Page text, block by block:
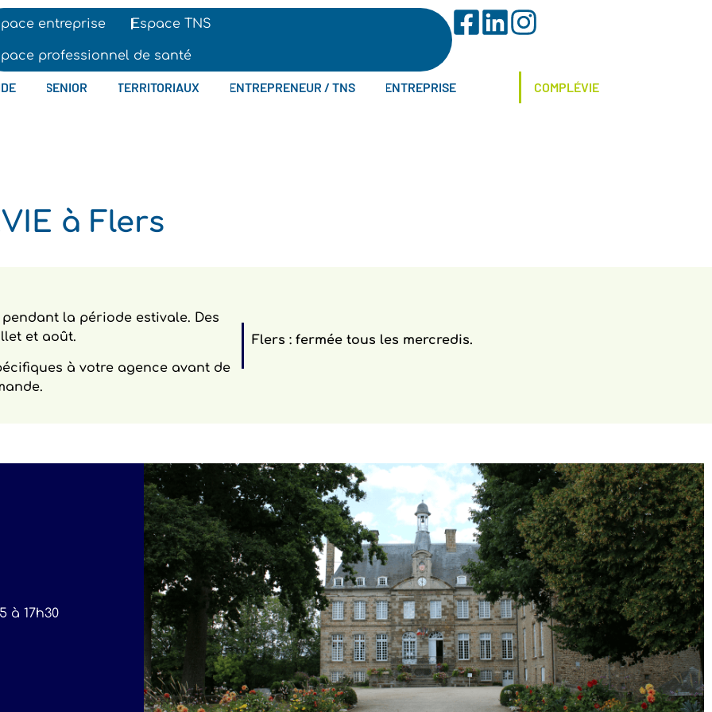
entreprise Espace TNS
professionnel de santé
SENIOR TERRITORIAUX ENTREPRENEUR / TNS ENTREPRISE COMPLÉVIE
à Flers
la période estivale. Des
et août.
à votre agence avant de
Flers :fermée tous les mercredis.
à 17h30